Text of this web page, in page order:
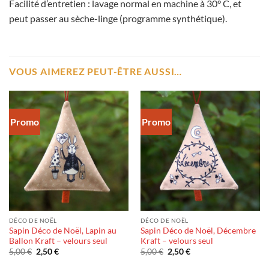
Facilité d’entretien : lavage normal en machine à 30° C, et
peut passer au sèche-linge (programme synthétique).
VOUS AIMEREZ PEUT-ÊTRE AUSSI…
Promo
DÉCO DE NOËL
Sapin Déco de Noël, Lapin au
Ballon Kraft – velours seul
5,00€ Le
prix
2,50€Le
Promo
DÉCO DE NOËL
Sapin Déco de Noël, Décembre
Kraft – velours seul
5,00€ Le
prix
2,50€Le